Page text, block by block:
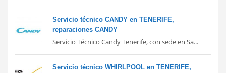
Servicio técnico CANDY en TENERIFE,
reparaciones CANDY
Servicio Técnico Candy Tenerife, con sede en Sa...
Servicio técnico WHIRLPOOL en TENERIFE,